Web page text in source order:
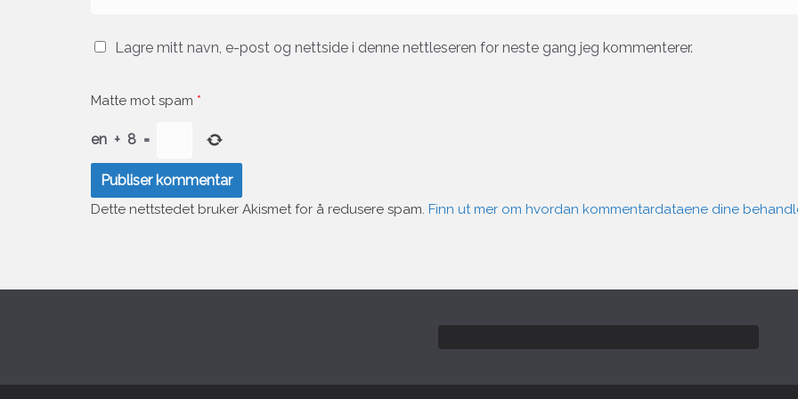
Lagre mitt navn, e-post og nettside i denne nettleseren for neste gang jeg kommenterer.
Matte mot spam *
en + 8 =
Dette nettstedet bruker Akismet for å redusere spam. Finn ut mer om hvordan kommentardataene dine